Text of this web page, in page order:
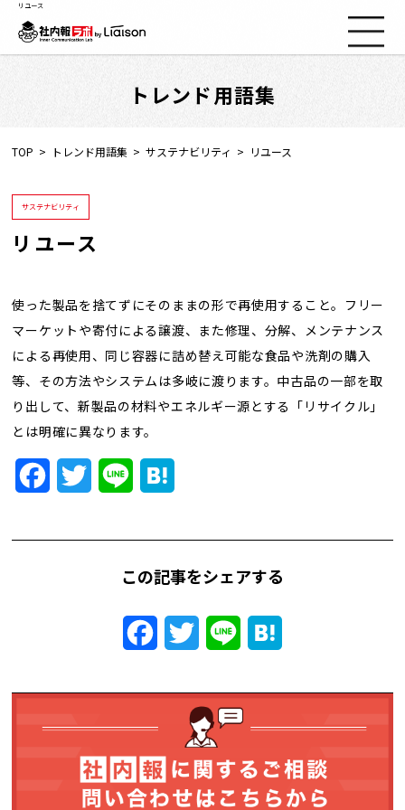
社内報ノウハウ
セミナー情報
Web社内報
資料コーナー
動画コーナー
支援実績
トレンド用語集
社長ブログ
リユース
トレンド用語集
TOP トレンド用語集 サステナビリティ リユース
サステナビリティ
リユース
使った製品を捨てずにそのままの形で再使用すること。フリー
マーケットや寄付による譲渡、また修理、分解、メンテナンス
による再使用、同じ容器に詰め替え可能な食品や洗剤の購入
等、その方法やシステムは多岐に渡ります。中古品の一部を取
り出して、新製品の材料やエネルギー源とする「リサイクル」
とは明確に異なります。
FacebookTwitter Line
この記事をシェアする
FacebookTwitter Line